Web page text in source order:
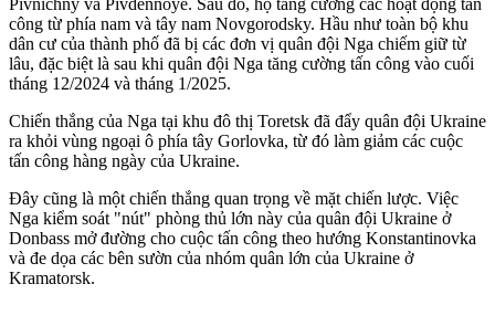
công từ phía nam và tây nam Novgorodsky. Hầu như toàn bộ khu
dân cư của thành phố đã bị các đơn vị quân đội Nga chiếm giữ từ
lâu, đặc biệt là sau khi quân đội Nga tăng cường tấn công vào cuối
tháng 12/2024 và tháng 1/2025.
Chiến thắng của Nga tại khu đô thị Toretsk đã đẩy quân đội Ukraine
ra khỏi vùng ngoại ô phía tây Gorlovka, từ đó làm giảm các cuộc
tấn công hàng ngày của Ukraine.
Đây cũng là một chiến thắng quan trọng về mặt chiến lược. Việc
Nga kiểm soát "nút" phòng thủ lớn này của quân đội Ukraine ở
Donbass mở đường cho cuộc tấn công theo hướng Konstantinovka
và đe dọa các bên sườn của nhóm quân lớn của Ukraine ở
Kramatorsk.